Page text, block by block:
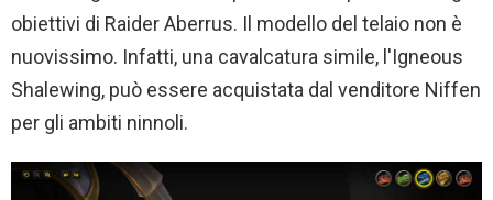
obiettivi di Raider Aberrus. Il modello del telaio non è
nuovissimo. Infatti, una cavalcatura simile, l'Igneous
Shalewing, può essere acquistata dal venditore Niffen
per gli ambiti ninnoli.